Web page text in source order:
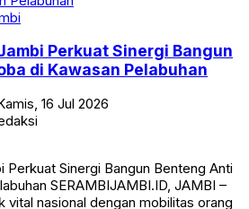
Perkuat Sinergi Bangun
di Kawasan Pelabuhan
16 Jul 2026
Perkuat Sinergi Bangun Benteng Anti
SERAMBIJAMBI.ID, JAMBI –
vital nasional dengan mobilitas orang